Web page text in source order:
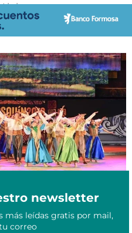
-
200 artistas animan un fin de
newsletter
más leídas gratis por mail,
correo